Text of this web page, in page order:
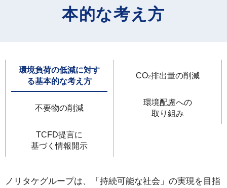
本的な考え方
環境負荷の低減に対す
る基本的な考え方
CO2排出量の削減
不要物の削減
環境配慮への
取り組み
TCFD提言に
基づく情報開示
ノリタケグループは、「持続可能な社会」の実現を目指